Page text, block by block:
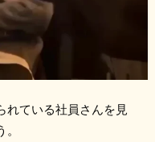
れている社員さんを見